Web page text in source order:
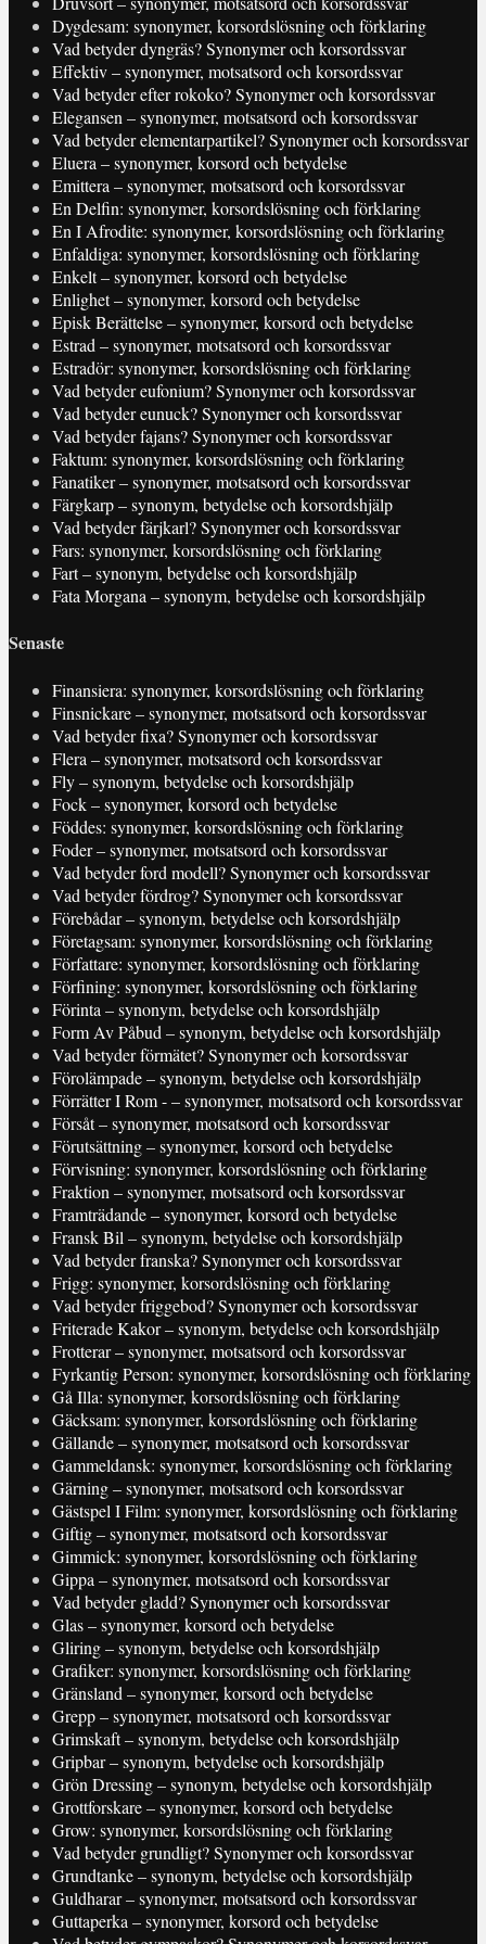
Dygdesam: synonymer, korsordslösning och förklaring
Vad betyder dyngräs? Synonymer och korsordssvar
Effektiv – synonymer, motsatsord och korsordssvar
Vad betyder efter rokoko? Synonymer och korsordssvar
Elegansen – synonymer, motsatsord och korsordssvar
Vad betyder elementarpartikel? Synonymer och korsordssvar
Eluera – synonymer, korsord och betydelse
Emittera – synonymer, motsatsord och korsordssvar
En Delfin: synonymer, korsordslösning och förklaring
En I Afrodite: synonymer, korsordslösning och förklaring
Enfaldiga: synonymer, korsordslösning och förklaring
Enkelt – synonymer, korsord och betydelse
Enlighet – synonymer, korsord och betydelse
Episk Berättelse – synonymer, korsord och betydelse
Estrad – synonymer, motsatsord och korsordssvar
Estradör: synonymer, korsordslösning och förklaring
Vad betyder eufonium? Synonymer och korsordssvar
Vad betyder eunuck? Synonymer och korsordssvar
Vad betyder fajans? Synonymer och korsordssvar
Faktum: synonymer, korsordslösning och förklaring
Fanatiker – synonymer, motsatsord och korsordssvar
Färgkarp – synonym, betydelse och korsordshjälp
Vad betyder färjkarl? Synonymer och korsordssvar
Fars: synonymer, korsordslösning och förklaring
Fart – synonym, betydelse och korsordshjälp
Fata Morgana – synonym, betydelse och korsordshjälp
Senaste
Finansiera: synonymer, korsordslösning och förklaring
Finsnickare – synonymer, motsatsord och korsordssvar
Vad betyder fixa? Synonymer och korsordssvar
Flera – synonymer, motsatsord och korsordssvar
Fly – synonym, betydelse och korsordshjälp
Fock – synonymer, korsord och betydelse
Föddes: synonymer, korsordslösning och förklaring
Foder – synonymer, motsatsord och korsordssvar
Vad betyder ford modell? Synonymer och korsordssvar
Vad betyder fördrog? Synonymer och korsordssvar
Förebådar – synonym, betydelse och korsordshjälp
Företagsam: synonymer, korsordslösning och förklaring
Författare: synonymer, korsordslösning och förklaring
Förfining: synonymer, korsordslösning och förklaring
Förinta – synonym, betydelse och korsordshjälp
Form Av Påbud – synonym, betydelse och korsordshjälp
Vad betyder förmätet? Synonymer och korsordssvar
Förolämpade – synonym, betydelse och korsordshjälp
Förrätter I Rom - – synonymer, motsatsord och korsordssvar
Försåt – synonymer, motsatsord och korsordssvar
Förutsättning – synonymer, korsord och betydelse
Förvisning: synonymer, korsordslösning och förklaring
Fraktion – synonymer, motsatsord och korsordssvar
Framträdande – synonymer, korsord och betydelse
Fransk Bil – synonym, betydelse och korsordshjälp
Vad betyder franska? Synonymer och korsordssvar
Frigg: synonymer, korsordslösning och förklaring
Vad betyder friggebod? Synonymer och korsordssvar
Friterade Kakor – synonym, betydelse och korsordshjälp
Frotterar – synonymer, motsatsord och korsordssvar
Fyrkantig Person: synonymer, korsordslösning och förklaring
Gå Illa: synonymer, korsordslösning och förklaring
Gäcksam: synonymer, korsordslösning och förklaring
Gällande – synonymer, motsatsord och korsordssvar
Gammeldansk: synonymer, korsordslösning och förklaring
Gärning – synonymer, motsatsord och korsordssvar
Gästspel I Film: synonymer, korsordslösning och förklaring
Giftig – synonymer, motsatsord och korsordssvar
Gimmick: synonymer, korsordslösning och förklaring
Gippa – synonymer, motsatsord och korsordssvar
Vad betyder gladd? Synonymer och korsordssvar
Glas – synonymer, korsord och betydelse
Gliring – synonym, betydelse och korsordshjälp
Grafiker: synonymer, korsordslösning och förklaring
Gränsland – synonymer, korsord och betydelse
Grepp – synonymer, motsatsord och korsordssvar
Grimskaft – synonym, betydelse och korsordshjälp
Gripbar – synonym, betydelse och korsordshjälp
Grön Dressing – synonym, betydelse och korsordshjälp
Grottforskare – synonymer, korsord och betydelse
Grow: synonymer, korsordslösning och förklaring
Vad betyder grundligt? Synonymer och korsordssvar
Grundtanke – synonym, betydelse och korsordshjälp
Guldharar – synonymer, motsatsord och korsordssvar
Guttaperka – synonymer, korsord och betydelse